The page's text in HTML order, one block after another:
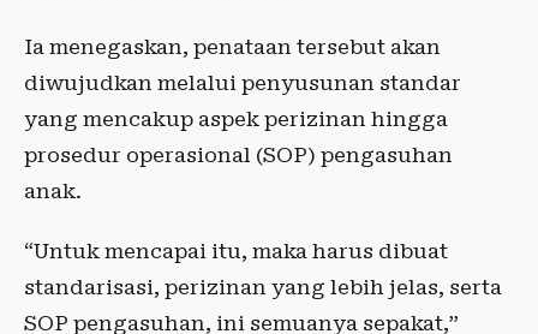
Ia menegaskan, penataan tersebut akan
diwujudkan melalui penyusunan standar
yang mencakup aspek perizinan hingga
prosedur operasional (SOP) pengasuhan
anak.
“Untuk mencapai itu, maka harus dibuat
standarisasi, perizinan yang lebih jelas, serta
SOP pengasuhan, ini semuanya sepakat,”